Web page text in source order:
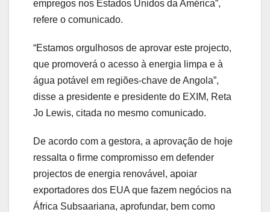
empregos nos Estados Unidos da América”,
refere o comunicado.
“Estamos orgulhosos de aprovar este projecto,
que promoverá o acesso à energia limpa e à
água potável em regiões-chave de Angola”,
disse a presidente e presidente do EXIM, Reta
Jo Lewis, citada no mesmo comunicado.
De acordo com a gestora, a aprovação de hoje
ressalta o firme compromisso em defender
projectos de energia renovável, apoiar
exportadores dos EUA que fazem negócios na
África Subsaariana, aprofundar, bem como